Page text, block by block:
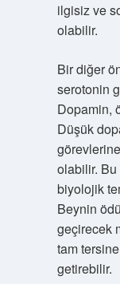
ilgisiz ve
olabilir.
Bir diğer
serotonin
Dopamin,
Düşük
olabilir. Bu
biyolojik
Beynin
geçirecek
tam
getirebilir.